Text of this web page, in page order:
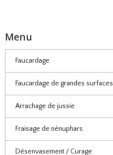
Menu
Faucardage
Faucardage de grandes surfaces
Arrachage de jussie
Fraisage de nénuphars
Désenvasement / Curage